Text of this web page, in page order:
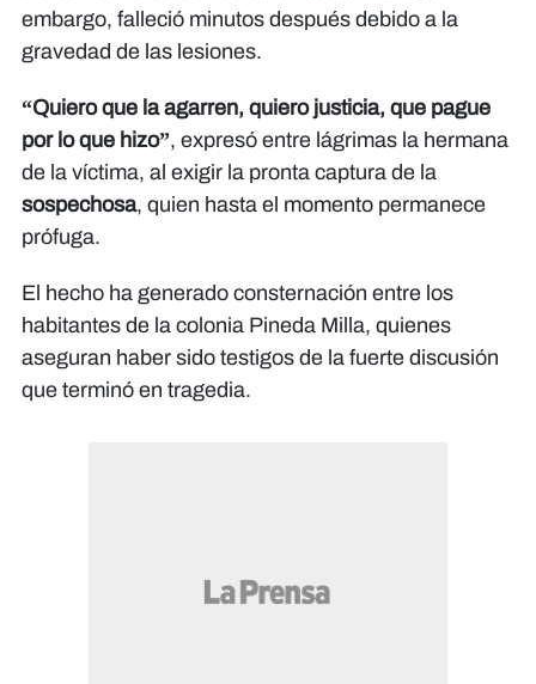
embargo, falleció minutos después debido a la
gravedad de las lesiones.
“Quiero que la agarren, quiero justicia, que pague
por lo que hizo”, expresó entre lágrimas la hermana
de la víctima, al exigir la pronta captura de la
sospechosa, quien hasta el momento permanece
prófuga.
El hecho ha generado consternación entre los
habitantes de la colonia Pineda Milla, quienes
aseguran haber sido testigos de la fuerte discusión
que terminó en tragedia.